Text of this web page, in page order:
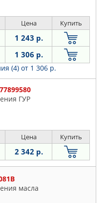
Цена Купить
1 243 р.
1 306 р.
(4) от 1 306 р.
ГУР
Цена Купить
2 342 р.
масла